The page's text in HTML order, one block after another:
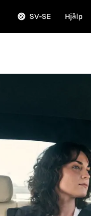
SV-SE Hjälp